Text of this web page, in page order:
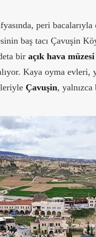
peri
baş tacı Çavuşin
bir açık hava müzesi
Kaya oyma
Çavuşin,